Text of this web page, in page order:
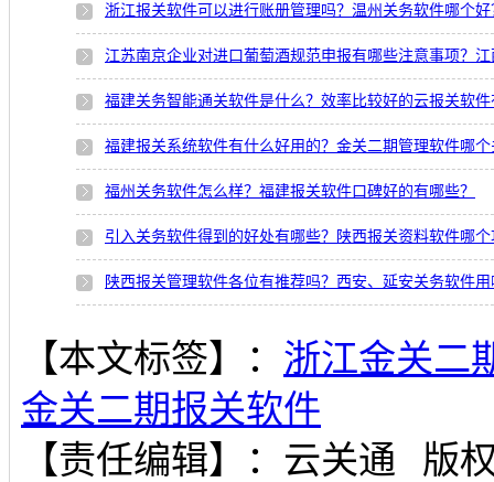
浙江报关软件可以进行账册管理吗？温州关务软件哪个好
江苏南京企业对进口葡萄酒规范申报有哪些注意事项？
福建关务智能通关软件是什么？效率比较好的云报关软
福建报关系统软件有什么好用的？金关二期管理软件哪
福州关务软件怎么样？福建报关软件口碑好的有哪些？
引入关务软件得到的好处有哪些？陕西报关资料软件哪
陕西报关管理软件各位有推荐吗？西安、延安关务软件
【本文标签】： 浙江金关二
金关二期报关软件
【责任编辑】： 云关通
版